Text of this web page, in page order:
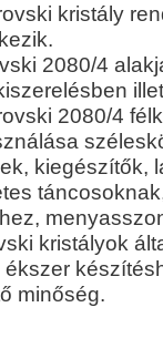
kristály
2080/4
2080/4
kiegészítők,
kristályok
ékszer
minőség.